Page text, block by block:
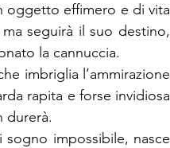
oggetto effimero e di vita
seguirà il suo destino,
la cannuccia.
imbriglia l’ammirazione
rapita e forse invidiosa
durerà.
sogno impossibile, nasce